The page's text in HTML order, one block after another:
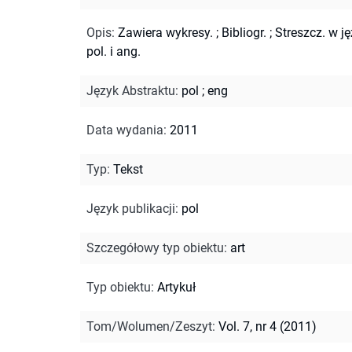
Opis: Zawiera wykresy. ; Bibliogr. ; Streszcz. w
pol. i ang.
Język Abstraktu: pol ; eng
Data wydania: 2011
Typ: Tekst
Język publikacji: pol
Szczegółowy typ obiektu: art
Typ obiektu: Artykuł
Tom/Wolumen/Zeszyt: Vol. 7, nr 4 (2011)